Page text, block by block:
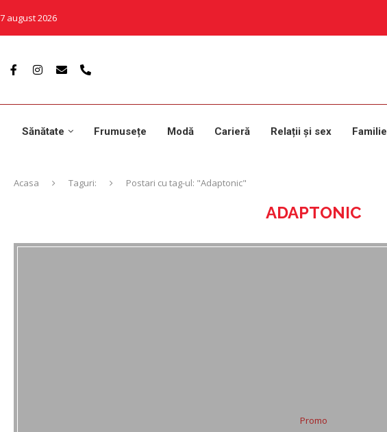
7 august 2026
Sănătate Frumusețe Modă Carieră Relații și sex Familie
Acasa Taguri: Postari cu tag-ul: "Adaptonic"
ADAPTONIC
Promo